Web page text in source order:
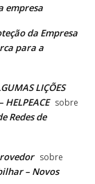
empresa
da Empresa
para a
LIÇÕES
HELPEACE sobre
Redes de
sobre
– Novos